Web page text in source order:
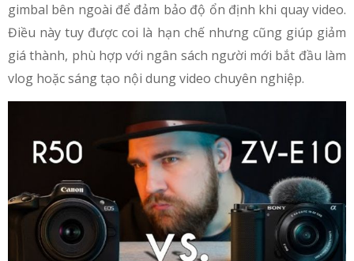
gimbal bên ngoài để đảm bảo độ ổn định khi quay video.
Điều này tuy được coi là hạn chế nhưng cũng giúp giảm
giá thành, phù hợp với ngân sách người mới bắt đầu làm
vlog hoặc sáng tạo nội dung video chuyên nghiệp.